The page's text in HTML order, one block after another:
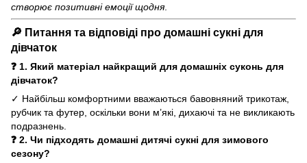
створює позитивні емоції щодня.
🔎 Питання та відповіді про домашні сукні для
дівчаток
❓ 1. Який матеріал найкращий для домашніх суконь для
дівчаток?
✓ Найбільш комфортними вважаються бавовняний трикотаж,
рубчик та футер, оскільки вони м’які, дихаючі та не викликають
подразнень.
❓ 2. Чи підходять домашні дитячі сукні для зимового
сезону?